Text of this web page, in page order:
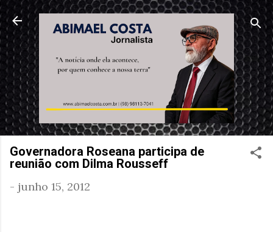
Pular para o conteúdo principal
Governadora Roseana participa de
reunião com Dilma Rousseff
- junho 15, 2012